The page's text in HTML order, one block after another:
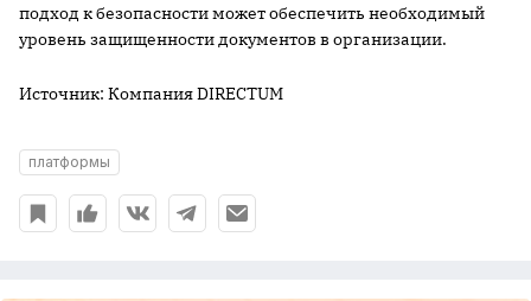
подход к безопасности может обеспечить необходимый
уровень защищенности документов в организации.
Источник: Компания DIRECTUM
платформы